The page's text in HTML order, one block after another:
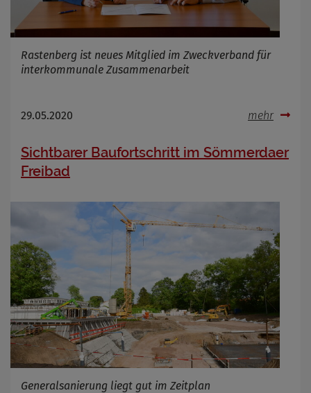
Rastenberg ist neues Mitglied im Zweckverband für
interkommunale Zusammenarbeit
29.05.2020 mehr
Sichtbarer Baufortschritt im Sömmerdaer
Freibad
Generalsanierung liegt gut im Zeitplan